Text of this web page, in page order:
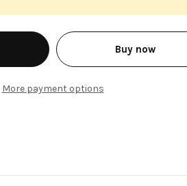
Buy now
More payment options